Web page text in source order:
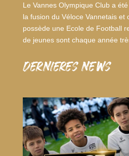
Le Vannes Olympique Club a
la fusion du Véloce Vannetais et
possède une Ecole de Football
de jeunes sont chaque année
dernieres news